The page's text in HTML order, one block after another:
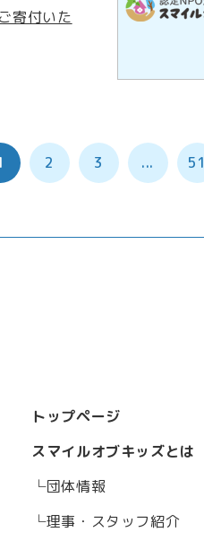
寄付いた
2 3 ... 51
トップページ
スマイルオブキッズとは
団体情報
理事・スタッフ紹介